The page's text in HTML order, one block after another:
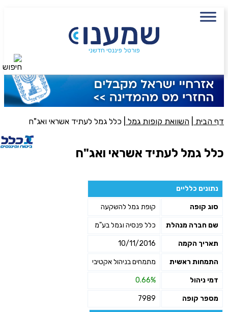
פורטל פיננסי חדשני
דף הבית השוואת קופות גמל כלל גמל לעתיד אשראי ואג"ח
כלל גמל לעתיד אשראי ואג"ח
נתונים כלליים
סוג קופה קופת גמל להשקעה
שם חברה מנהלת כלל פנסיה וגמל בע"מ
תאריך הקמה 10/11/2016
התמחות ראשית מתמחים בניהול אקטיבי
דמי ניהול 0.66%
מספר קופה 7989
שם מלא
פעולה נדרשת
סכום חיסכון בקרן
אני מאשר את תנאיי השימוש והפרטיות של האתר
מאשר כי פרטיי ישמשו לקבלת פניות והצעות שיווקיות למוצרים
פנסיוניים\ביטוח באמצעות טלפון, מייל או SMS מאיתנו או צד שלישי
שליחה
חיפוש